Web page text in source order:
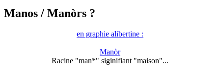
Manos / Manòrs ?
en graphie alibertine :
Manòr
Racine "man*" siginifiant "maison"...